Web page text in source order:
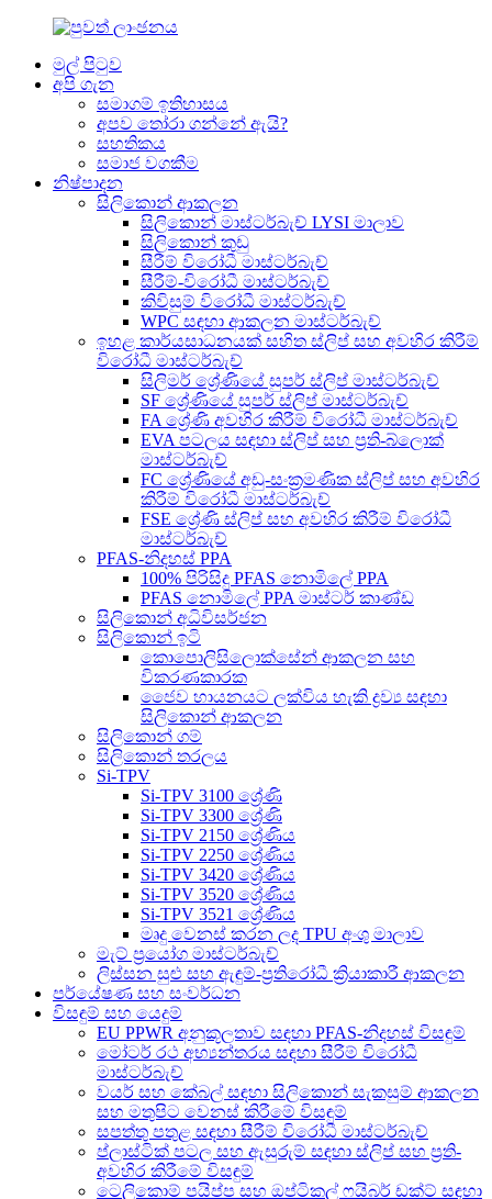
මුල් පිටුව
අපි ගැන
සමාගම් ඉතිහාසය
අපව තෝරා ගන්නේ ඇයි?
සහතිකය
සමාජ වගකීම
නිෂ්පාදන
සිලිකොන් ආකලන
සිලිකොන් මාස්ටර්බැච් LYSI මාලාව
සිලිකොන් කුඩු
සීරීම් විරෝධී මාස්ටර්බැච්
සීරීම්-විරෝධී මාස්ටර්බැච්
කිවිසුම් විරෝධී මාස්ටර්බැච්
WPC සඳහා ආකලන මාස්ටර්බැච්
ඉහළ කාර්යසාධනයක් සහිත ස්ලිප් සහ අවහිර කිරීම්
විරෝධී මාස්ටර්බැච්
සිලිමර් ශ්‍රේණියේ සුපර් ස්ලිප් මාස්ටර්බැච්
SF ශ්‍රේණියේ සුපර් ස්ලිප් මාස්ටර්බැච්
FA ශ්‍රේණි අවහිර කිරීම් විරෝධී මාස්ටර්බැච්
EVA පටලය සඳහා ස්ලිප් සහ ප්‍රති-බ්ලොක්
මාස්ටර්බැච්
FC ශ්‍රේණියේ අඩු-සංක්‍රමණික ස්ලිප් සහ අවහිර
කිරීම් විරෝධී මාස්ටර්බැච්
FSE ශ්‍රේණි ස්ලිප් සහ අවහිර කිරීම් විරෝධී
මාස්ටර්බැච්
PFAS-නිදහස් PPA
100% පිරිසිදු PFAS නොමිලේ PPA
PFAS නොමිලේ PPA මාස්ටර් කාණ්ඩ
සිලිකොන් අධිවිසර්ජන
සිලිකොන් ඉටි
කොපොලිසිලොක්සේන් ආකලන සහ
විකරණකාරක
ජෛව හායනයට ලක්විය හැකි ද්‍රව්‍ය සඳහා
සිලිකොන් ආකලන
සිලිකොන් ගම්
සිලිකොන් තරලය
Si-TPV
Si-TPV 3100 ශ්‍රේණි
Si-TPV 3300 ශ්‍රේණි
Si-TPV 2150 ශ්‍රේණිය
Si-TPV 2250 ශ්‍රේණිය
Si-TPV 3420 ශ්‍රේණිය
Si-TPV 3520 ශ්‍රේණිය
Si-TPV 3521 ශ්‍රේණිය
මෘදු වෙනස් කරන ලද TPU අංශු මාලාව
මැට් ප්‍රයෝග මාස්ටර්බැච්
ලිස්සන සුළු සහ ඇඳුම්-ප්‍රතිරෝධී ක්‍රියාකාරී ආකලන
පර්යේෂණ සහ සංවර්ධන
විසඳුම් සහ යෙදුම්
EU PPWR අනුකූලතාව සඳහා PFAS-නිදහස් විසඳුම්
මෝටර් රථ අභ්‍යන්තරය සඳහා සීරීම් විරෝධී
මාස්ටර්බැච්
වයර් සහ කේබල් සඳහා සිලිකොන් සැකසුම් ආකලන
සහ මතුපිට වෙනස් කිරීමේ විසඳුම්
සපත්තු පතුළ සඳහා සීරීම් විරෝධී මාස්ටර්බැච්
ප්ලාස්ටික් පටල සහ ඇසුරුම් සඳහා ස්ලිප් සහ ප්‍රති-
අවහිර කිරීමේ විසඳුම්
ටෙලිකොම් පයිප්ප සහ ඔප්ටිකල් ෆයිබර් ඩක්ට් සඳහා